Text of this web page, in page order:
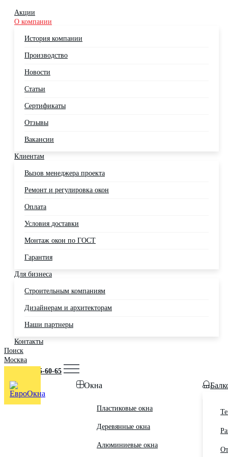
Акции
О компании
История компании
Производство
Новости
Статьи
Сертификаты
Отзывы
Вакансии
Клиентам
Вызов менеджера проекта
Ремонт и регулировка окон
Оплата
Условия доставки
Монтаж окон по ГОСТ
Гарантия
Для бизнеса
Строительным компаниям
Дизайнерам и архитекторам
Наши партнеры
Контакты
Поиск
Москва
+7 (495) 725-60-65
Окна
Пластиковые окна
Деревянные окна
Алюминиевые окна